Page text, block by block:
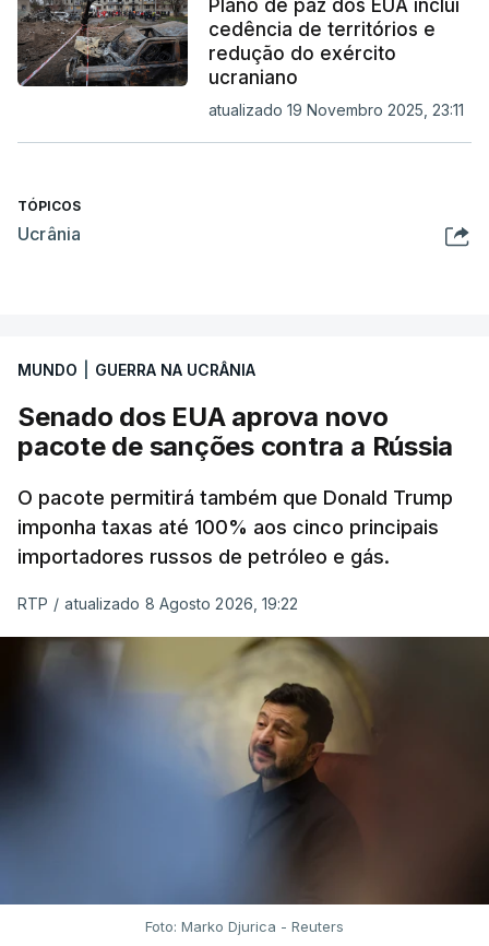
Plano de paz dos EUA inclui
cedência de territórios e
redução do exército
ucraniano
atualizado 19 Novembro 2025, 23:11
TÓPICOS
Ucrânia
MUNDO GUERRA NA UCRÂNIA
Senado dos EUA aprova novo
pacote de sanções contra a Rússia
O pacote permitirá também que Donald Trump
imponha taxas até 100% aos cinco principais
importadores russos de petróleo e gás.
RTP / atualizado 8 Agosto 2026, 19:22
Foto: Marko Djurica - Reuters